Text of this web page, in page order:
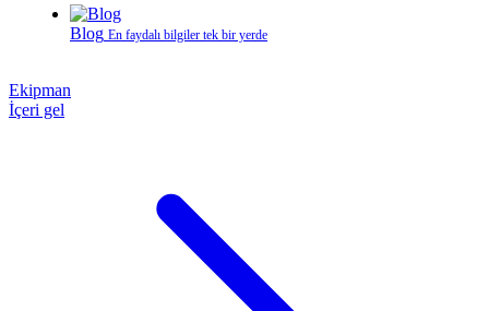
Blog En faydalı bilgiler tek bir yerde
Ekipman
İçeri gel